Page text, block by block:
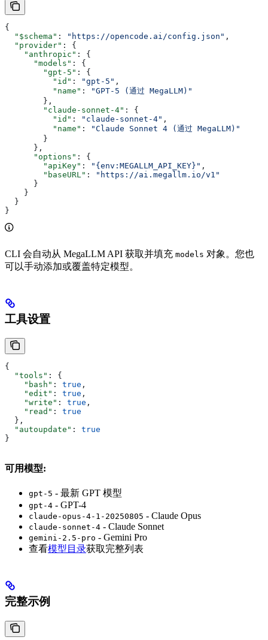
{
  "$schema"
: "https://opencode.ai/config.json" ,
  "provider"
: {
    "anthropic"
: {
      "models"
: {
        "gpt-5"
: {
          "id"
: "gpt-5" ,
          "name"
:
"GPT-5 (通过 MegaLLM)"
        },
        "claude-sonnet-4"
: {
          "id"
: "claude-sonnet-4" ,
          "name"
:
"Claude Sonnet 4 (通过 MegaLLM)"
        }
      },
      "options"
: {
        "apiKey"
: "{env:MEGALLM_API_KEY}" ,
        "baseURL"
:
"https://ai.megallm.io/v1"
      }
    }
  }
}
CLI 会自动从 MegaLLM API 获取并填充 models 对象。您也
可以手动添加或覆盖特定模型。
工具设置
{
  "tools"
: {
    "bash"
: true ,
    "edit"
: true ,
    "write"
: true ,
    "read"
: true
  },
  "autoupdate"
: true
}
可用模型:
gpt-5 - 最新 GPT 模型
gpt-4 - GPT-4
claude-opus-4-1-20250805 - Claude Opus
claude-sonnet-4 - Claude Sonnet
gemini-2.5-pro - Gemini Pro
查看模型目录获取完整列表
完整示例